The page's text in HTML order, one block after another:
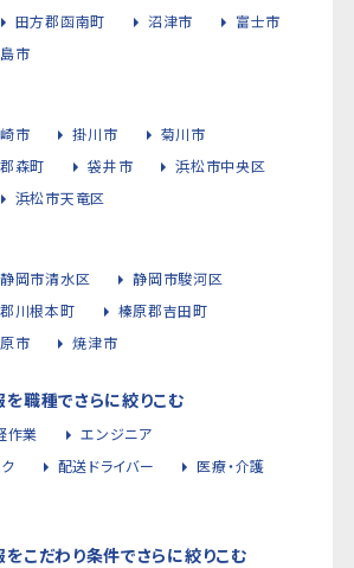
田方郡函南町 沼津市
富士市
市
市 掛川市
菊川市
森町 袋井市
浜松市中央区
浜松市天竜区
静岡市清水区
静岡市駿河区
川根本町
榛原郡吉田町
市 焼津市
職種でさらに絞りこむ
作業
エンジニア
配送ドライバー
医療・介護
こだわり条件でさらに絞りこむ